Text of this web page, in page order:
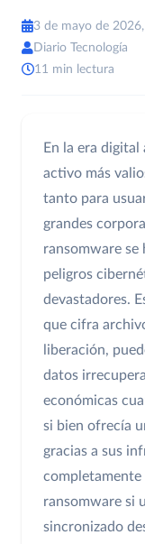
3 de mayo de
Diario Tecnología
11 min lectura
En la era
activo más
tanto para
grandes
ransomware se
peligros
devastadores.
que cifra
liberación,
datos
económicas
si bien ofrecía
gracias a sus
completamente
ransomware si
sincronizado